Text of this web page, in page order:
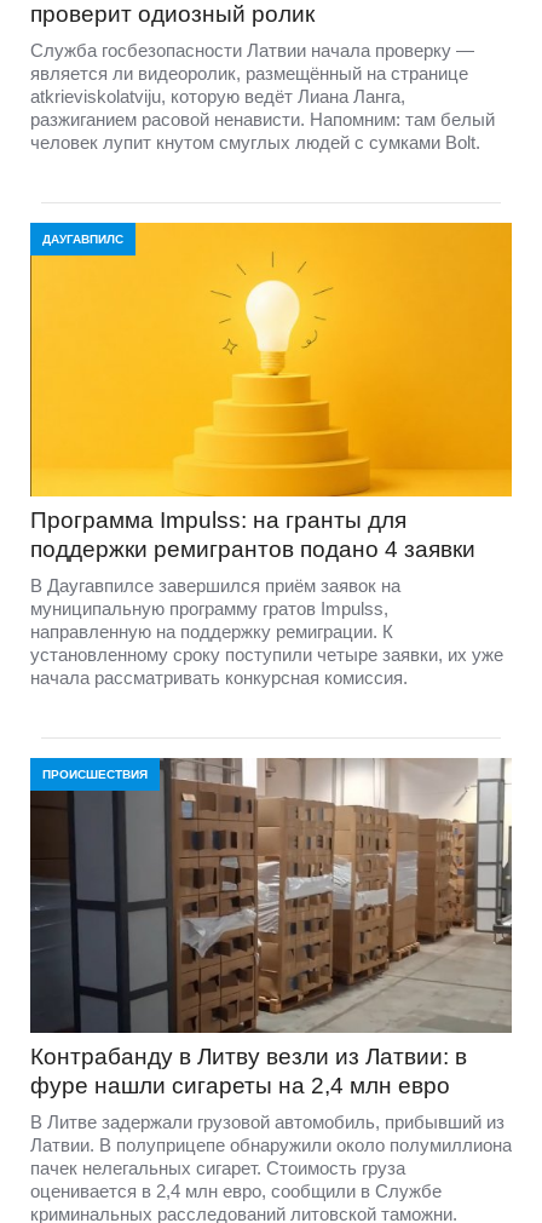
проверит одиозный ролик
Служба госбезопасности Латвии начала проверку —
является ли видеоролик, размещённый на странице
atkrieviskolatviju, которую ведёт Лиана Ланга,
разжиганием расовой ненависти. Напомним: там белый
человек лупит кнутом смуглых людей с сумками Bolt.
ДАУГАВПИЛС
Программа Impulss: на гранты для
поддержки ремигрантов подано 4 заявки
В Даугавпилсе завершился приём заявок на
муниципальную программу гратов Impulss,
направленную на поддержку ремиграции. К
установленному сроку поступили четыре заявки, их уже
начала рассматривать конкурсная комиссия.
ПРОИСШЕСТВИЯ
Контрабанду в Литву везли из Латвии: в
фуре нашли сигареты на 2,4 млн евро
В Литве задержали грузовой автомобиль, прибывший из
Латвии. В полуприцепе обнаружили около полумиллиона
пачек нелегальных сигарет. Стоимость груза
оценивается в 2,4 млн евро, сообщили в Службе
криминальных расследований литовской таможни.